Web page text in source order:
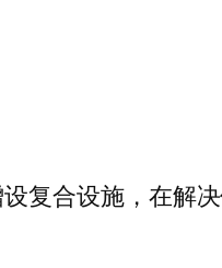
复合设施，在解